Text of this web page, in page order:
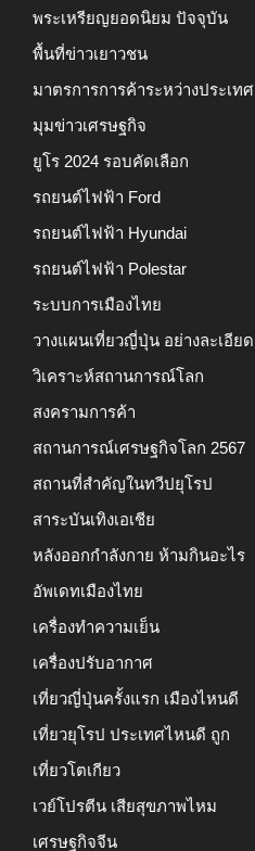
พระเหรียญยอดนิยม ปัจจุบัน
พื้นที่ข่าวเยาวชน
มาตรการการค้าระหว่างประเทศ
มุมข่าวเศรษฐกิจ
ยูโร 2024 รอบคัดเลือก
รถยนต์ไฟฟ้า Ford
รถยนต์ไฟฟ้า Hyundai
รถยนต์ไฟฟ้า Polestar
ระบบการเมืองไทย
วางแผนเที่ยวญี่ปุ่น อย่างละเอียด
วิเคราะห์สถานการณ์โลก
สงครามการค้า
สถานการณ์เศรษฐกิจโลก 2567
สถานที่สำคัญในทวีปยุโรป
สาระบันเทิงเอเชีย
หลังออกกําลังกาย ห้ามกินอะไร
อัพเดทเมืองไทย
เครื่องทำความเย็น
เครื่องปรับอากาศ
เที่ยวญี่ปุ่นครั้งแรก เมืองไหนดี
เที่ยวยุโรป ประเทศไหนดี ถูก
เที่ยวโตเกียว
เวย์โปรตีน เสียสุขภาพไหม
เศรษฐกิจจีน